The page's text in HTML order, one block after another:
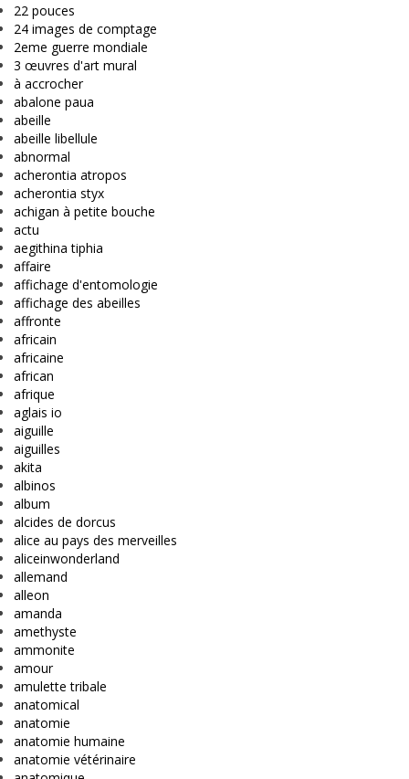
22 pouces
24 images de comptage
2eme guerre mondiale
3 œuvres d'art mural
à accrocher
abalone paua
abeille
abeille libellule
abnormal
acherontia atropos
acherontia styx
achigan à petite bouche
actu
aegithina tiphia
affaire
affichage d'entomologie
affichage des abeilles
affronte
africain
africaine
african
afrique
aglais io
aiguille
aiguilles
akita
albinos
album
alcides de dorcus
alice au pays des merveilles
aliceinwonderland
allemand
alleon
amanda
amethyste
ammonite
amour
amulette tribale
anatomical
anatomie
anatomie humaine
anatomie vétérinaire